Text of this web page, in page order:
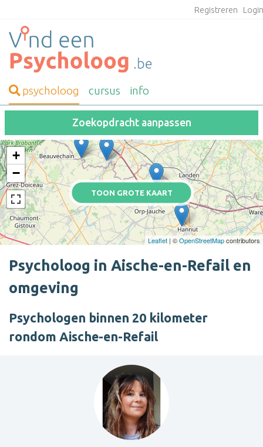
Registreren
psycholoog cursus info
Zoekopdracht aanpassen
TOON GROTE KAART
+
−
Leaflet | ©OpenStreetMapcontributors
Psycholoog in Aische-en-Refail en
omgeving
Psychologen binnen 20 kilometer
rondom Aische-en-Refail